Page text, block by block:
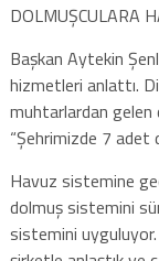
DOLMUŞCULARA
Başkan Aytekin
hizmetleri anlattı.
muhtarlardan gelen
“Şehrimizde 7
Havuz sistemine
dolmuş sistemini
sistemini